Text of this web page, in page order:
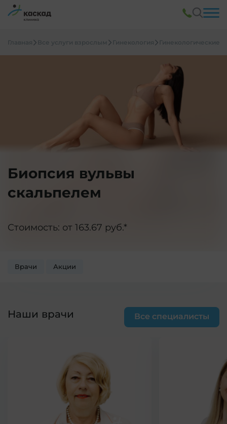
Главная Все услуги взрослым Гинекология Гинекологические
Биопсия вульвы
скальпелем
Стоимость: от 163.67 руб.*
Врачи Акции
Наши врачи Все специалисты